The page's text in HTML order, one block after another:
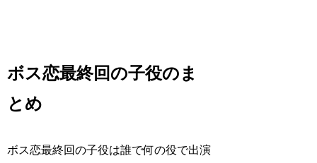
ボス恋最終回の子役のま
とめ
ボス恋最終回の子役は誰で何の役で出演